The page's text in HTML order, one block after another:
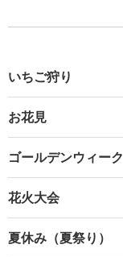
いちご狩り
お花見
ゴールデンウィーク
花火大会
夏休み（夏祭り）